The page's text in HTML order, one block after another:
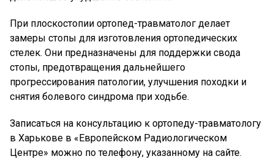
При плоскостопии ортопед-травматолог делает
замеры стопы для изготовления ортопедических
стелек. Они предназначены для поддержки свода
стопы, предотвращения дальнейшего
прогрессирования патологии, улучшения походки и
снятия болевого синдрома при ходьбе.
Записаться на консультацию к ортопеду-травматологу
в Харькове в «Европейском Радиологическом
Центре» можно по телефону, указанному на сайте.